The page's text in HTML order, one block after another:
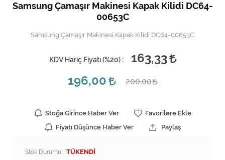
Soğutma Sistemleri
Şofben ve Termosifon
Samsung Çamaşır Makinesi Kapak Kilidi DC64-
00653C
Samsung Çamaşır Makinesi Kapak Kilidi DC64-00653C
KDV Hariç Fiyatı (%20) :
163,33
196,00
200,00
Stoğa Girince Haber Ver
Favorilere Ekle
Fiyatı Düşünce Haber Ver
Paylaş
Stok Durumu: TÜKENDİ